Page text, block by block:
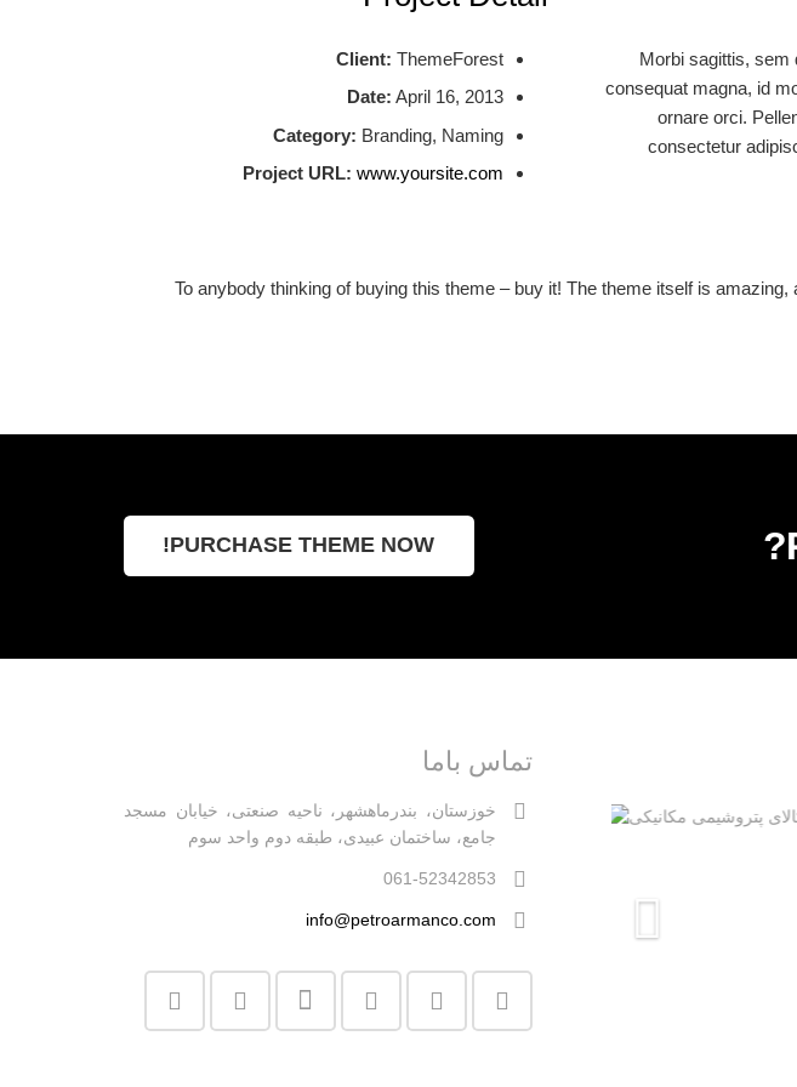
Morbi sagittis, sem
consequat magna, id
ornare orci.
consectetur
Client: ThemeForest
Date: April 16, 2013
Category: Branding, Naming
Project URL: www.yoursite.com
To anybody thinking of buying this theme – buy it! The theme itself is
PURCHASE THEME NOW!
تماس باما
خوزستان، بندرماهشهر، ناحیه صنعتی، خیابان مسجد
جامع، ساختمان عبیدی، طبقه دوم واحد سوم
061-52342853
info@petroarmanco.com